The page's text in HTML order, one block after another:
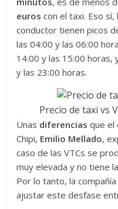
euros con el taxi. Eso
conductor tienen picos
las 04:00 y las 06:00
14:00 y las 15:00 horas,
y las 23:00 horas.
Precio de taxi vs
Unas diferencias que el
Chipi, Emilio Mellado,
caso de las VTCs se
muy elevada y no tiene
Por lo tanto, la
ajustar este desfase